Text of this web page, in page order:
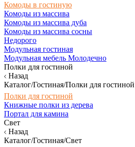
Комоды в гостиную
Комоды из массива
Комоды из массива дуба
Комоды из массива сосны
Недорого
Модульная гостиная
Модульная мебель Молодечно
Полки для гостиной
Назад
Каталог/Гостиная/Полки для гостиной
Полки для гостиной
Книжные полки из дерева
Портал для камина
Свет
Назад
Каталог/Гостиная/Свет